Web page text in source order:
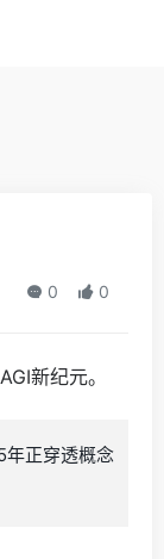
0 0
新纪元。
年正穿透概念